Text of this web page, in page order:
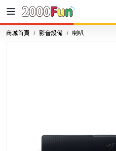
商城首頁 影音設備 喇叭